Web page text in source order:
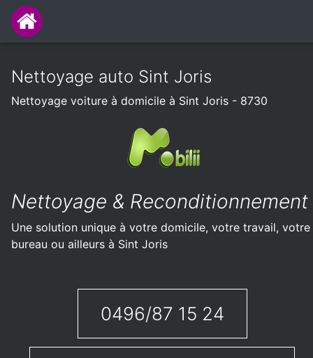
Nettoyage auto Sint Joris
Nettoyage voiture à domicile à Sint Joris - 8730
Nettoyage & Reconditionnement
Une solution unique à votre domicile, votre travail, votre
bureau ou ailleurs à Sint Joris
0496/87 15 24